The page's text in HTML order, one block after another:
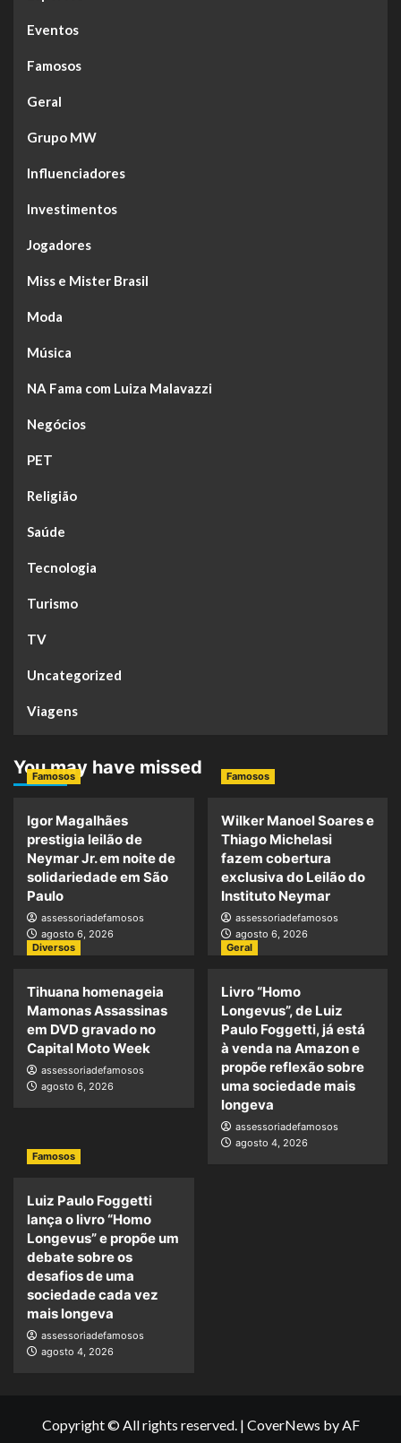
Eventos
Famosos
Geral
Grupo MW
Influenciadores
Investimentos
Jogadores
Miss e Mister Brasil
Moda
Música
NA Fama com Luiza Malavazzi
Negócios
PET
Religião
Saúde
Tecnologia
Turismo
TV
Uncategorized
Viagens
You may have missed
Famosos
Igor Magalhães
prestigia leilão de
Neymar Jr. em noite de
solidariedade em São
Paulo
assessoriadefamosos
agosto 6, 2026
Famosos
Wilker Manoel Soares e
Thiago Michelasi
fazem cobertura
exclusiva do Leilão do
Instituto Neymar
assessoriadefamosos
agosto 6, 2026
Diversos
Tihuana homenageia
Mamonas Assassinas
em DVD gravado no
Capital Moto Week
assessoriadefamosos
agosto 6, 2026
Geral
Livro “Homo
Longevus”, de Luiz
Paulo Foggetti, já está
à venda na Amazon e
propõe reflexão sobre
uma sociedade mais
longeva
assessoriadefamosos
agosto 4, 2026
Famosos
Luiz Paulo Foggetti
lança o livro “Homo
Longevus” e propõe um
debate sobre os
desafios de uma
sociedade cada vez
mais longeva
assessoriadefamosos
agosto 4, 2026
Copyright © All rights reserved. | CoverNews by AF